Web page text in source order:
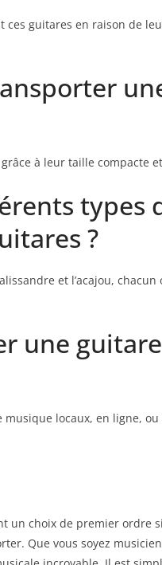
guitares en raison ‌de
à leur taille compacte
types
?
et ⁣l’acajou,
une‍
locaux, en ‌ligne,
un ‌choix ⁣de ​premier ordre⁢
Que vous soyez